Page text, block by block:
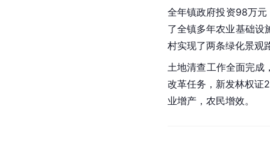
全年镇政府投资98万
了全镇多年农业基础设
村实现了两条绿化景观
土地清查工作全面完成
改革任务，新发林权证
业增产，农民增效。